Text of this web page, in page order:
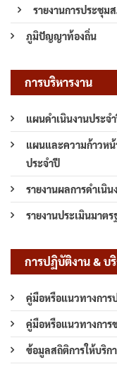
รายงานการประชุม
ภูมิปัญญาท้องถิ่น
การบริหารงาน
แผนดำเนินงานประจ
แผนและความก้าวหน้
ประจำปี
รายงานผลการดำเนิ
รายงานประเมินมาต
การปฏิบัติงาน & บ
คู่มือหรือแนวทางการ
คู่มือหรือแนวทางการ
ข้อมูลสถิติการให้บริก